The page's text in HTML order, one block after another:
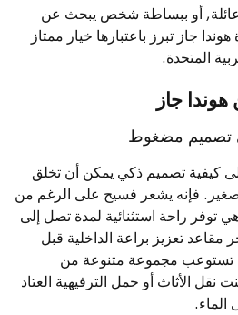
عائلة, أو ببساطة شخص يبحث عن
جاز تبرز باعتبارها خيار ممتاز
المتحدة.
جاز
كيفية تصميم ذكي يمكن أن تخلق
فإنه يشعر فسيح على الرغم من
توفر راحة استثنائية لمدة تصل إلى
تعزيز براعة الداخلية قبل
تستوعب مجموعة متنوعة من
نقل الأثاث أو حمل الترفيهية العتاد
الماء.